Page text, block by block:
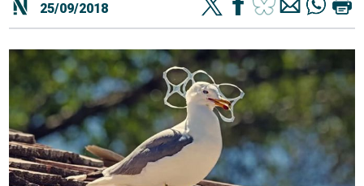
25/09/2018